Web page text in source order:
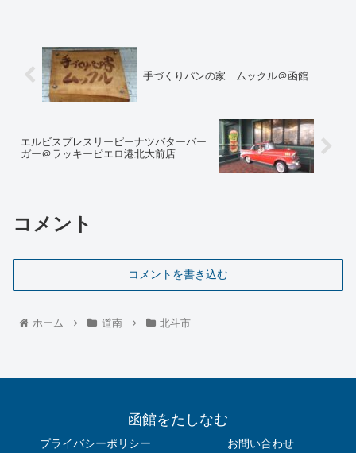
手づくりパンの家 ムックル＠函館
エルビスプレスリーピーナツバターバー
ガー＠ラッキーピエロ港北大前店
コメント
コメントを書き込む
ホーム 道南 北斗市
函館をたしなむ
プライバシーポリシー お問い合わせ